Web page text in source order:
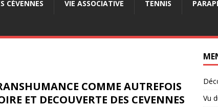
CÉVENNES VIE ASSOCIATIVE TENNIS
COMME AUTREFOIS
ET DECOUVERTE DES CEVENNES
Vu